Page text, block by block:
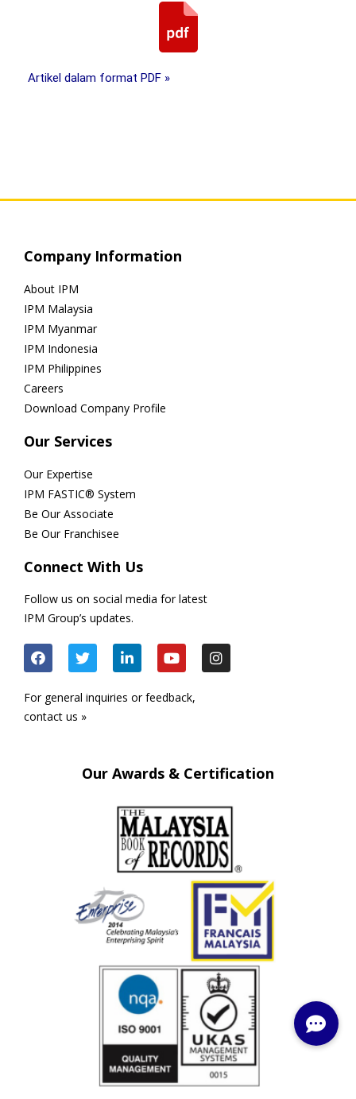
Artikel dalam format PDF »
Company Information
About IPM
IPM Malaysia
IPM Myanmar
IPM Indonesia
IPM Philippines
Careers
Download Company Profile
Our Services
Our Expertise
IPM FASTIC® System
Be Our Associate
Be Our Franchisee
Connect With Us
Follow us on social media for latest
IPM Group’s updates.
For general inquiries or feedback,
contact us »
Our Awards & Certification